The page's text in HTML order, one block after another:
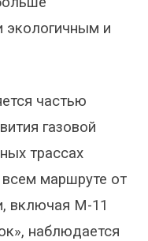
экологичным и
частью
газовой
трассах
маршруте от
включая М-11
наблюдается